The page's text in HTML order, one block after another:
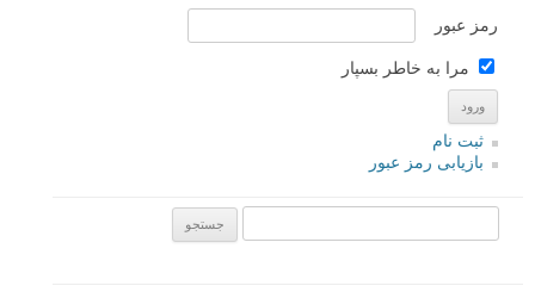
به شما آموزش دهیم تا بتوانید با آن تصاویر وتحرک را به زیبایی ثبت کنید.
صفحات: قبلی ۱ ۲ ۳ ۴ بعدی